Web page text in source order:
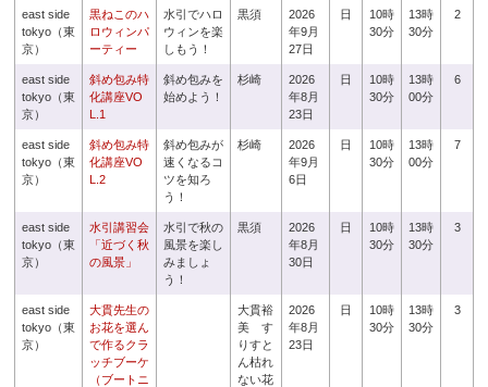
east side
tokyo（東
京）
黒ねこのハ
ロウィンパ
ーティー
水引でハロ
ウィンを楽
しもう！
黒須
2026
年9月
27日
日
10時
30分
13時
30分
2
east side
tokyo（東
京）
斜め包み特
化講座VO
L.1
斜め包みを
始めよう！
杉崎
2026
年8月
23日
日
10時
30分
13時
00分
6
east side
tokyo（東
京）
斜め包み特
化講座VO
L.2
斜め包みが
速くなるコ
ツを知ろ
う！
杉崎
2026
年9月
6日
日
10時
30分
13時
00分
7
east side
tokyo（東
京）
水引講習会
「近づく秋
の風景」
水引で秋の
風景を楽し
みましょ
う！
黒須
2026
年8月
30日
日
10時
30分
13時
30分
3
east side
tokyo（東
京）
大貫先生の
お花を選ん
で作るクラ
ッチブーケ
（ブートニ
大貫裕
美 す
りすと
ん枯れ
ない花
2026
年8月
23日
日
10時
30分
13時
30分
3